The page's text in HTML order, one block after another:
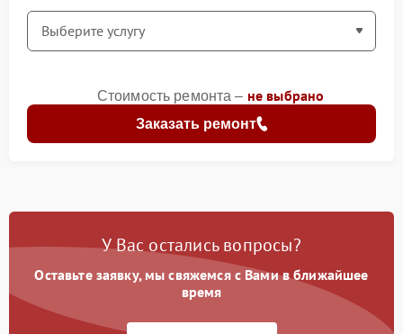
Заказать ремонт
Стоимость ремонта – не выбрано
У Вас остались вопросы?
Оставьте заявку, мы свяжемся с Вами в ближайшее
время